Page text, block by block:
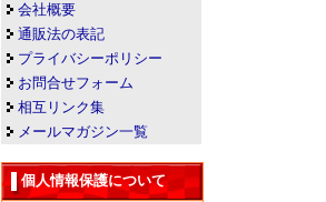
会社概要
通販法の表記
プライバシーポリシー
お問合せフォーム
相互リンク集
メールマガジン一覧
個人情報保護について